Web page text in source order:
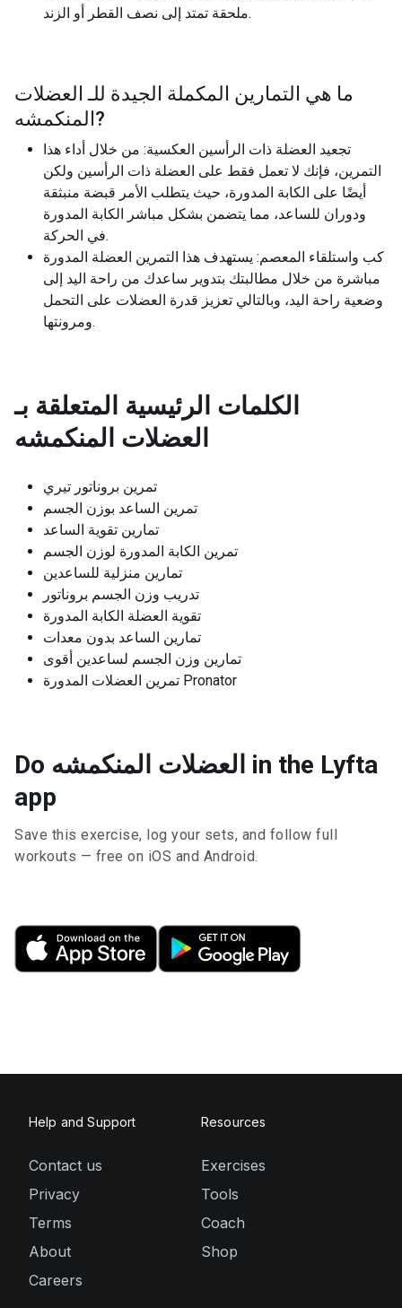
ملحقة تمتد إلى نصف القطر أو الزند.
ما هي التمارين المكملة الجيدة للـ العضلات
المنكمشه?
تجعيد العضلة ذات الرأسين العكسية: من خلال أداء هذا
التمرين، فإنك لا تعمل فقط على العضلة ذات الرأسين ولكن
أيضًا على الكابة المدورة، حيث يتطلب الأمر قبضة منبثقة
ودوران للساعد، مما يتضمن بشكل مباشر الكابة المدورة
في الحركة.
كب واستلقاء المعصم: يستهدف هذا التمرين العضلة المدورة
مباشرة من خلال مطالبتك بتدوير ساعدك من راحة اليد إلى
وضعية راحة اليد، وبالتالي تعزيز قدرة العضلات على التحمل
ومرونتها.
الكلمات الرئيسية المتعلقة بـ
العضلات المنكمشه
تمرين بروناتور تيري
تمرين الساعد بوزن الجسم
تمارين تقوية الساعد
تمرين الكابة المدورة لوزن الجسم
تمارين منزلية للساعدين
تدريب وزن الجسم بروناتور
تقوية العضلة الكابة المدورة
تمارين الساعد بدون معدات
تمارين وزن الجسم لساعدين أقوى
تمرين العضلات المدورة Pronator
Do العضلات المنكمشه in the Lyfta
app
Save this exercise, log your sets, and follow full
workouts — free on iOS and Android.
Help and Support
Contact us
Privacy
Terms
About
Careers
Resources
Exercises
Tools
Coach
Shop